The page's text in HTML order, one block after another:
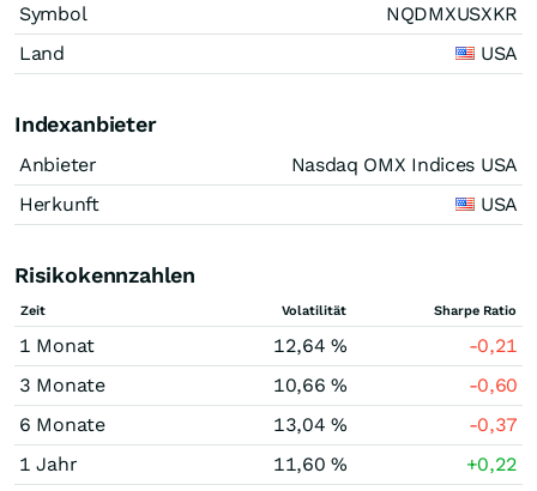
Symbol
NQDMXUSXKR
Land
USA
Indexanbieter
Anbieter
Nasdaq OMX Indices USA
Herkunft
USA
Risikokennzahlen
Zeit Volatilität Sharpe Ratio
1 Monat 12,64 %
-0,21
3 Monate
10,66 %
-0,60
6 Monate
13,04 %
-0,37
1 Jahr
11,60 %
+0,22